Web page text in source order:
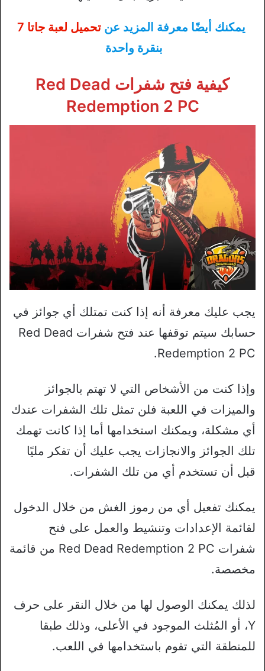
يمكنك أيضًا معرفة المزيد عنتحميل لعبة جاتا 7
بنقرة واحدة
كيفية فتح شفرات Red Dead
Redemption 2 PC
يجب عليك معرفة أنه إذا كنت تمتلك أي جوائز في
حسابك سيتم توقفها عند فتح شفرات Red Dead
Redemption 2 PC.
وإذا كنت من الأشخاص التي لا تهتم بالجوائز
والميزات في اللعبة فلن تمثل تلك الشفرات عندك
أي مشكلة، ويمكنك استخدامها أما إذا كانت تهمك
تلك الجوائز والانجازات يجب عليك أن تفكر مليًا
قبل أن تستخدم أي من تلك الشفرات.
يمكنك تفعيل أي من رموز الغش من خلال الدخول
لقائمة الإعدادات وتنشيط والعمل على فتح
شفرات Red Dead Redemption 2 PC من قائمة
مخصصة.
لذلك يمكنك الوصول لها من خلال النقر على حرف
Y، أو المُثلث الموجود في الأعلى، وذلك طبقا
للمنطقة التي تقوم باستخدامها في اللعب.